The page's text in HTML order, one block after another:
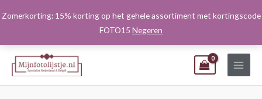
Zomerkorting: 15% korting op het gehele assortiment met kortingscode
FOTO15 Negeren
naar